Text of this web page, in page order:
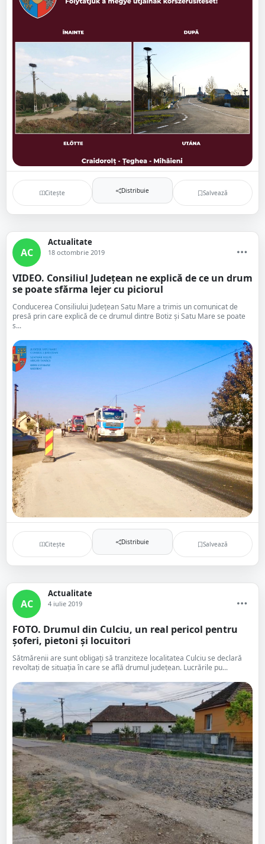
Citește Distribuie Salvează
AC
Actualitate
18 octombrie 2019
VIDEO. Consiliul Județean ne explică de ce un drum
se poate sfărma lejer cu piciorul
Conducerea Consiliului Județean Satu Mare a trimis un comunicat de
presă prin care explică de ce drumul dintre Botiz și Satu Mare se poate
s...
Citește Distribuie Salvează
AC
Actualitate
4 iulie 2019
FOTO. Drumul din Culciu, un real pericol pentru
șoferi, pietoni și locuitori
Sătmărenii are sunt obligați să tranziteze localitatea Culciu se declară
revoltați de situația în care se află drumul județean. Lucrările pu...